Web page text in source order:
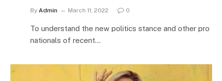
By Admin March 11, 2022 0
To understand the new politics stance and other pro
nationals of recent…